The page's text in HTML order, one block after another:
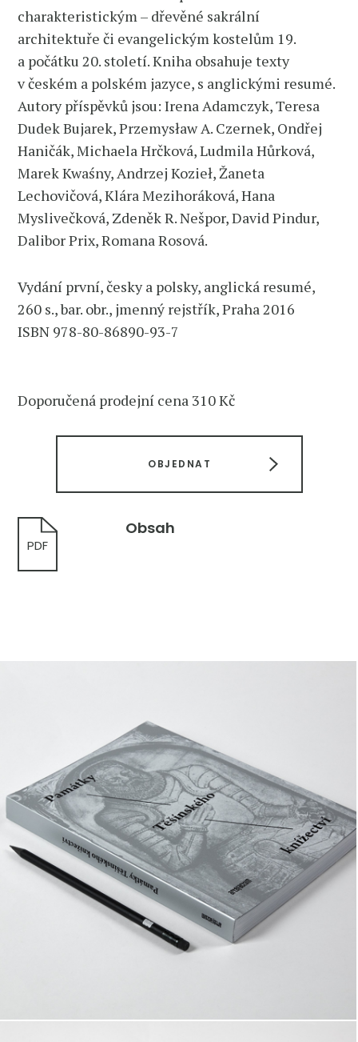
charakteristickým – dřevěné sakrální
architektuře či evangelickým kostelům 19.
a počátku 20. století. Kniha obsahuje texty
v českém a polském jazyce, s anglickými resumé.
Autory příspěvků jsou: Irena Adamczyk, Teresa
Dudek Bujarek, Przemysław A. Czernek, Ondřej
Haničák, Michaela Hrčková, Ludmila Hůrková,
Marek Kwaśny, Andrzej Kozieł, Žaneta
Lechovičová, Klára Mezihoráková, Hana
Myslivečková, Zdeněk R. Nešpor, David Pindur,
Dalibor Prix, Romana Rosová.
Vydání první, česky a polsky, anglická resumé,
260 s., bar. obr., jmenný rejstřík, Praha 2016
ISBN 978-80-86890-93-7
Doporučená prodejní cena 310 Kč
OBJEDNAT
PDF
Obsah